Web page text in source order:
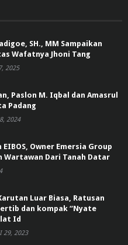
SH., MM Sampaikan
Wafatnya Jhoni Tang
2025
Paslon M. Iqbal dan Amasrul
Padang
2024
EIBOS, Owner Emersia Group
Wartawan Dari Tanah Datar
Luar Biasa, Ratusan
dan kompak “Nyate
Id
29, 2023